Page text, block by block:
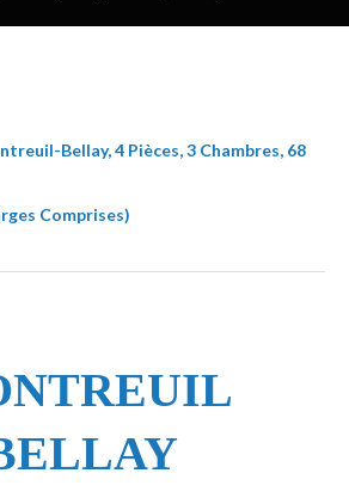
Bellay, 4 Pièces, 3 Chambres, 68
Comprises)